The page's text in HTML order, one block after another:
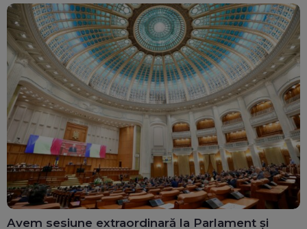
Avem sesiune extraordinară la Parlament și